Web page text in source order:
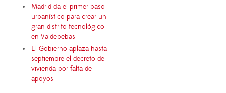
Madrid da el primer paso
urbanístico para crear un
gran distrito tecnológico
en Valdebebas
El Gobierno aplaza hasta
septiembre el decreto de
vivienda por falta de
apoyos